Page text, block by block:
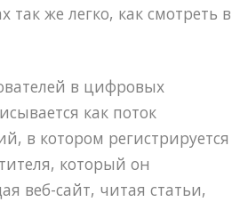
же легко, как смотреть в
в цифровых
как поток
в котором регистрируется
который он
веб-сайт, читая статьи,